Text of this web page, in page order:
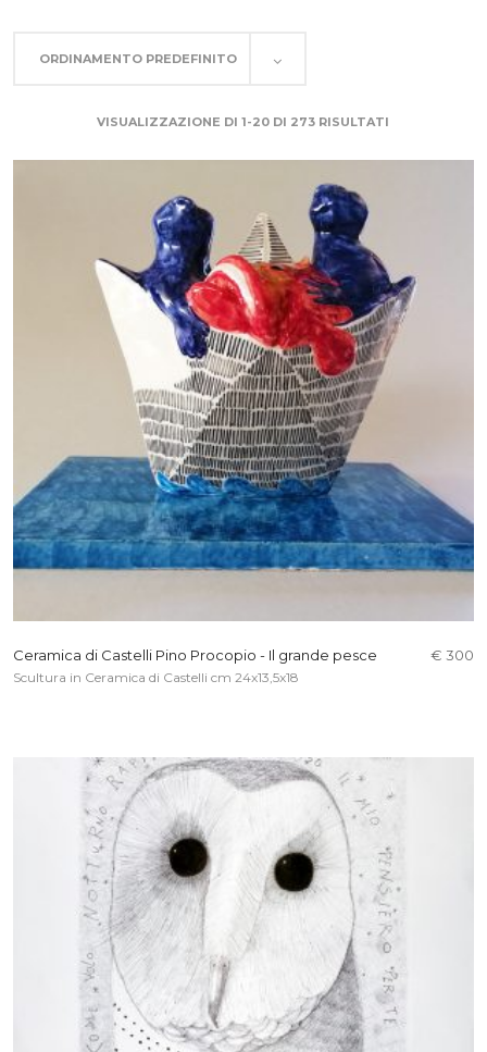
ORDINAMENTO PREDEFINITO
VISUALIZZAZIONE DI 1-20 DI 273 RISULTATI
Ceramica di Castelli Pino Procopio - Il grande pesce € 300
Scultura in Ceramica di Castelli cm 24x13,5x18